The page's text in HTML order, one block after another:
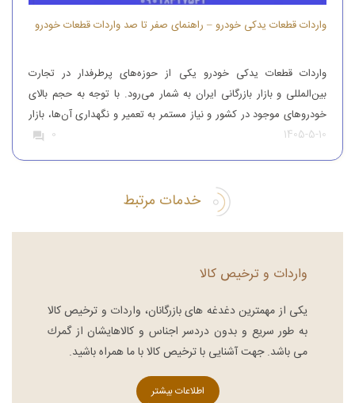
واردات قطعات یدکی خودرو – راهنمای صفر تا صد واردات قطعات خودرو
واردات قطعات یدکی خودرو یکی از حوزه‌های پرطرفدار در تجارت
بین‌المللی و بازار بازرگانی ایران به شمار می‌رود. با توجه به حجم بالای
خودروهای موجود در کشور و نیاز مستمر به تعمیر و نگهداری آن‌ها، بازار
قطعات یدکی همواره از تقاضای قابل‌توجهی برخوردار بوده است. افرادی
که قصد واردات قطعات یدکی خودرو را دارند، باید […]
1405-5-10
0
خدمات مرتبط
واردات و ترخیص کالا
یكی از مهمترین دغدغه های بازرگانان، واردات و ترخیص کالا
به طور سریع و بدون دردسر اجناس و كالاهایشان از گمرك
می باشد. جهت آشنایی با ترخیص کالا با ما همراه باشید.
اطلاعات بیشتر